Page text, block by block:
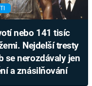
nebo 141 tisíc
Nejdelší tresty
se nerozdávaly jen
a znásilňování